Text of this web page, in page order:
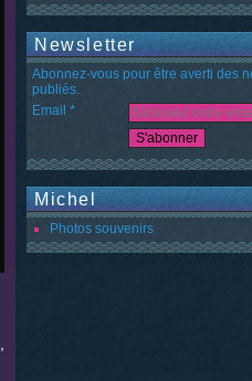
Newsletter
Abonnez-vous pour être averti des
publiés.
Email
Michel
Photos souvenirs